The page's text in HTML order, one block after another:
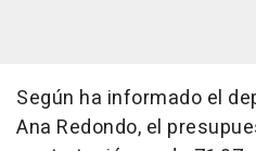
Según ha informado el
Ana Redondo, el